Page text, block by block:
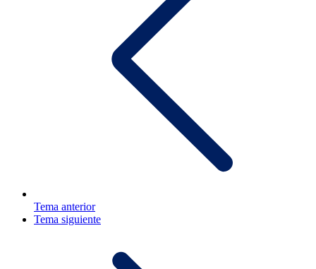
Tema anterior
Tema siguiente